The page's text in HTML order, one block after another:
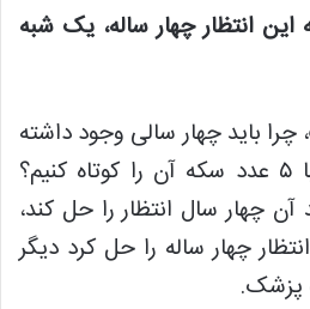
۵ عدد سکه این انتظار چهار ساله، یک شبه
باید چهار سالی وجود داشته
باشد که مجبور شویم با ۵ عدد سکه آن را کوتاه کنیم؟
چهار سال انتظار را حل کند،
چهار ساله را حل کرد دیگر
پزشک.